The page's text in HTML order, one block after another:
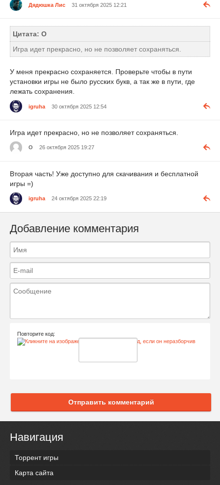
Дядюшка Лис 31 октября 2025 12:21
Цитата: О
Игра идет прекрасно, но не позволяет сохраняться.
У меня прекрасно сохраняется. Проверьте чтобы в пути
установки игры не было русских букв, а так же в пути, где
лежать сохранения.
igruha 30 октября 2025 12:54
Игра идет прекрасно, но не позволяет сохраняться.
О 26 октября 2025 19:27
Вторая часть! Уже доступно для скачивания и бесплатной
игры =)
igruha 24 октября 2025 22:19
Добавление комментария
Повторите код:
Отправить комментарий
Навигация
Торрент игры
Карта сайта